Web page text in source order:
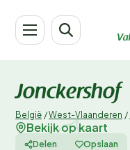
Jonckershof
België /West-Vlaanderen /
Bekijk op kaart
Delen Opslaan